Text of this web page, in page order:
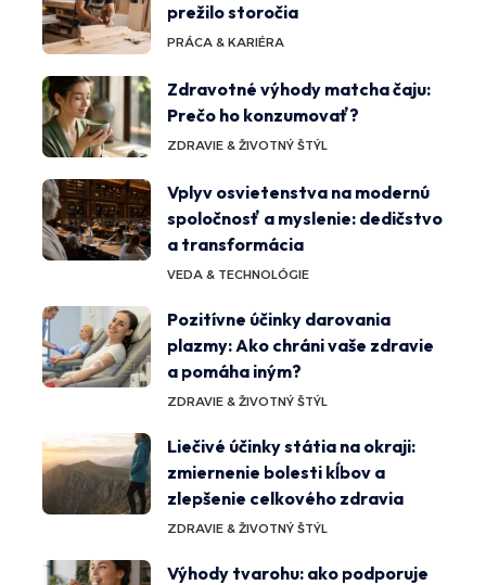
prežilo storočia
PRÁCA & KARIÉRA
Zdravotné výhody matcha čaju:
Prečo ho konzumovať?
ZDRAVIE & ŽIVOTNÝ ŠTÝL
Vplyv osvietenstva na modernú
spoločnosť a myslenie: dedičstvo
a transformácia
VEDA & TECHNOLÓGIE
Pozitívne účinky darovania
plazmy: Ako chráni vaše zdravie
a pomáha iným?
ZDRAVIE & ŽIVOTNÝ ŠTÝL
Liečivé účinky státia na okraji:
zmiernenie bolesti kĺbov a
zlepšenie celkového zdravia
ZDRAVIE & ŽIVOTNÝ ŠTÝL
Výhody tvarohu: ako podporuje